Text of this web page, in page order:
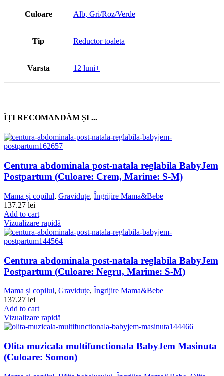
Culoare Alb, Gri/Roz/Verde
Tip Reductor toaleta
Varsta 12 luni+
ÎȚI RECOMANDĂM ȘI ...
Centura abdominala post-natala reglabila BabyJem
Postpartum (Culoare: Crem, Marime: S-M)
Mama și copilul, Graviduțe, Îngrijire Mama&Bebe
137.27 lei
Add to cart
Vizualizare rapidă
Centura abdominala post-natala reglabila BabyJem
Postpartum (Culoare: Negru, Marime: S-M)
Mama și copilul, Graviduțe, Îngrijire Mama&Bebe
137.27 lei
Add to cart
Vizualizare rapidă
Olita muzicala multifunctionala BabyJem Masinuta
(Culoare: Somon)